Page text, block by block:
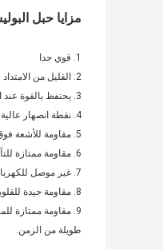
مزايا حبل
1. قوي جدا
2. القليل من الامتداد
3. يحتفظ بالقوة عند البلل
4. نقطة انصهار عالية
5. مقاومة للأشعة فوق البنفسجية
6. مقاومة ممتازة للتآكل
7. غير موصل للكهرباء
8. مقاومة جيدة للقلويات والأحماض في درجة حرارة الغرفة.كلما زادت درجة الحرارة ، تقل المقاومة.
9. مقاومة ممتازة
طويلة من الزمن.